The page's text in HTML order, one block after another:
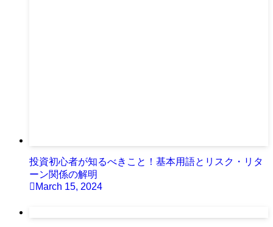
投資初心者が知るべきこと！基本用語とリスク・リタ
ーン関係の解明
March 15, 2024